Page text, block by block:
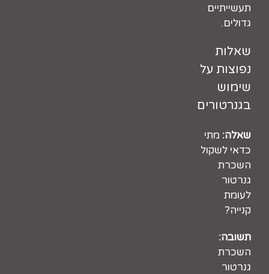
תעשייתיים
גדולים.
שאלות
נפוצות על
שימוש
בגנרטורים
שאלה: מתי
כדאי לשקול
השכרת
גנרטור
לעומת
קנייה?
תשובה:
השכרת
גנרטור